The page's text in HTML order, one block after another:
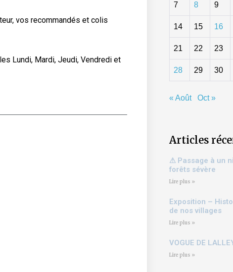
vos recommandés et colis
Lundi, Mardi, Jeudi, Vendredi et
7 8 9
14 15 16
21 22 23
28 29 30
« Août Oct »
Articles
⚠ Passage à un
forêts sévère
Lire plus »
Exposition –
de nos villages
Lire plus »
VOGUE DE
Lire plus »